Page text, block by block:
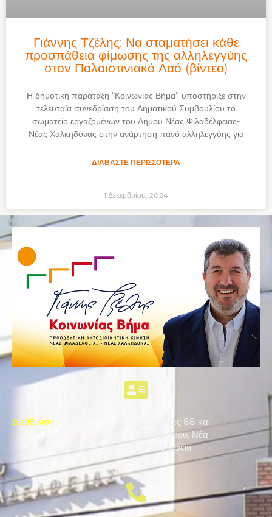
Γιάννης Τζέλης: Να σταματήσει κάθε
προσπάθεια φίμωσης της αλληλεγγύης
στον Παλαιστινιακό Λαό (βίντεο)
Η δημοτική παράταξη “Κοινωνίας Βήμα” υποστήριξε στην
τελευταία συνεδρίαση του Δημοτικού Συμβουλίου το
σωματείο εργαζομένων του Δήμου Νέας Φιλαδέλφειας-
Νέας Χαλκηδόνας στην ανάρτηση πανό αλληλεγγύης για
ΔΙΑΒΆΣΤΕ ΠΕΡΙΣΣΌΤΕΡΑ
1 Δεκεμβρίου, 2024
Διεύθυνση :
Δεκελείας 88 και
Επταλόφου, Νέα
Φιλαδέλφεια